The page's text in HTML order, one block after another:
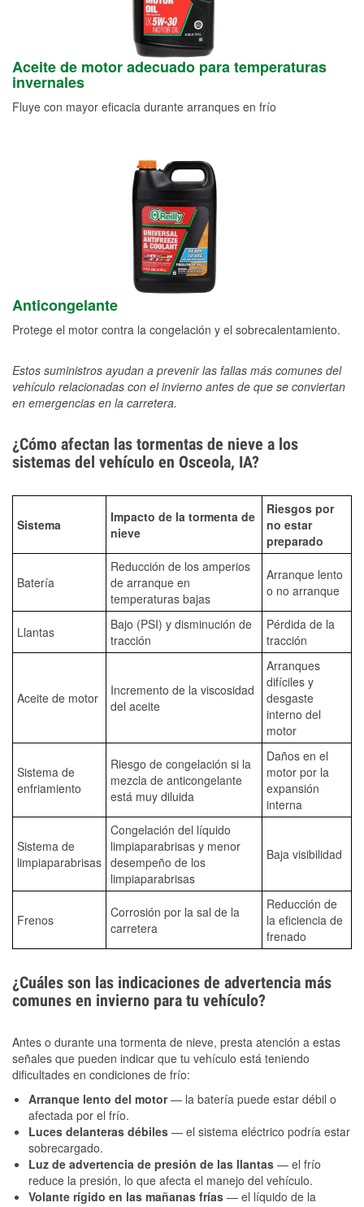
Aceite de motor adecuado para temperaturas
invernales
Fluye con mayor eficacia durante arranques en frío
Anticongelante
Protege el motor contra la congelación y el sobrecalentamiento.
Estos suministros ayudan a prevenir las fallas más comunes del
vehículo relacionadas con el invierno antes de que se conviertan
en emergencias en la carretera.
¿Cómo afectan las tormentas de nieve a los
sistemas del vehículo en Osceola, IA?
Sistema
Impacto de la tormenta de
nieve
Riesgos por
no estar
preparado
Batería
Reducción de los amperios
de arranque en
temperaturas bajas
Arranque lento
o no arranque
Llantas
Bajo (PSI) y disminución de
tracción
Pérdida de la
tracción
Aceite de motor
Incremento de la viscosidad
del aceite
Arranques
difíciles y
desgaste
interno del
motor
Sistema de
enfriamiento
Riesgo de congelación si la
mezcla de anticongelante
está muy diluida
Daños en el
motor por la
expansión
interna
Sistema de
limpiaparabrisas
Congelación del líquido
limpiaparabrisas y menor
desempeño de los
limpiaparabrisas
Baja visibilidad
Frenos
Corrosión por la sal de la
carretera
Reducción de
la eficiencia de
frenado
¿Cuáles son las indicaciones de advertencia más
comunes en invierno para tu vehículo?
Antes o durante una tormenta de nieve, presta atención a estas
señales que pueden indicar que tu vehículo está teniendo
dificultades en condiciones de frío:
Arranque lento del motor— la batería puede estar débil o
afectada por el frío.
Luces delanteras débiles — el sistema eléctrico podría estar
sobrecargado.
Luz de advertencia de presión de las llantas — el frío
reduce la presión, lo que afecta el manejo del vehículo.
Volante rígido en las mañanas frías — el líquido de la